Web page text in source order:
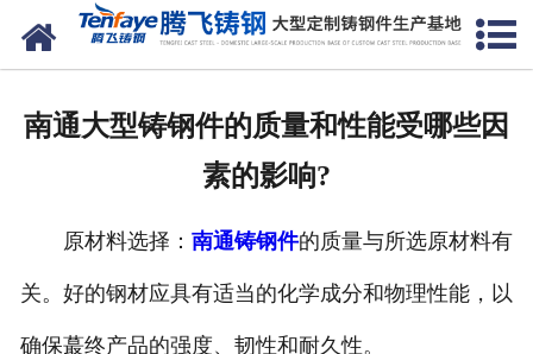
网站首页
生产能力
南通大型铸钢件的质量和性能受哪些因
素的影响?
原材料选择： 南通铸钢件的质量与所选原材料有
关。好的钢材应具有适当的化学成分和物理性能，以
确保蕞终产品的强度、韧性和耐久性。